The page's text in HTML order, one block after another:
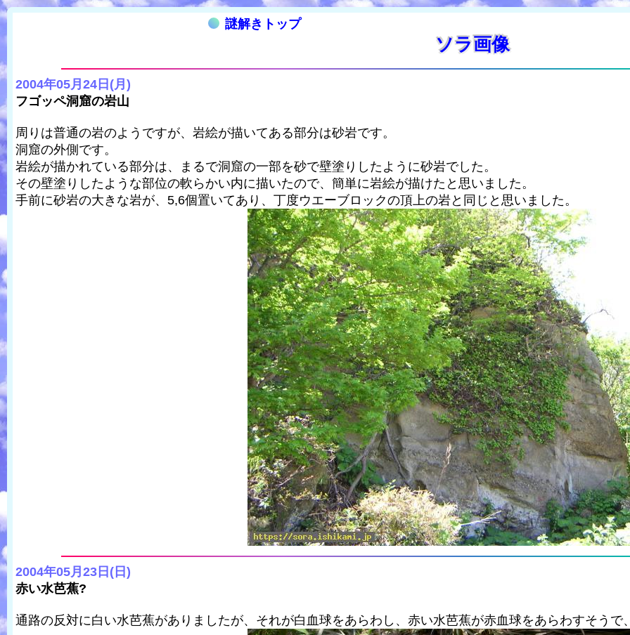
謎解きトップ
ソラ画像
2004年05月24日(月)
フゴッペ洞窟の岩山
周りは普通の岩のようですが、岩絵が描いてある部分は砂岩です。
洞窟の外側です。
岩絵が描かれている部分は、まるで洞窟の一部を砂で壁塗りしたように砂岩でした。
その壁塗りしたような部位の軟らかい内に描いたので、簡単に岩絵が描けたと思いました。
手前に砂岩の大きな岩が、5,6個置いてあり、丁度ウエーブロックの頂上の岩と同じと思いました。
2004年05月23日(日)
赤い水芭蕉?
通路の反対に白い水芭蕉がありましたが、それが白血球をあらわし、赤い水芭蕉が赤血球をあらわすそう